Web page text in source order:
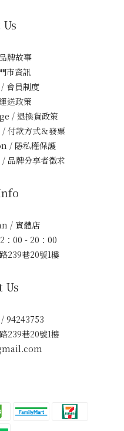
牌故事
市資訊
會員制度
送政策
/ 退換貨政策
款方式＆發票
/ 隱私權保護
牌分享者徵求
/ 實體店
：00 - 20：00
239巷20號1樓
Us
94243753
239巷20號1樓